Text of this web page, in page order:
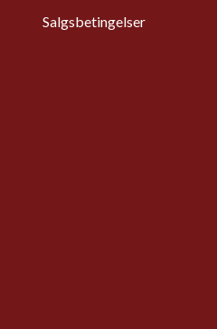
Salgsbetingelser